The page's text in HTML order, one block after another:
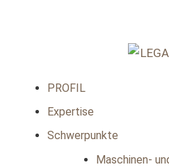
PROFIL
Expertise
Schwerpunkte
Maschinen-